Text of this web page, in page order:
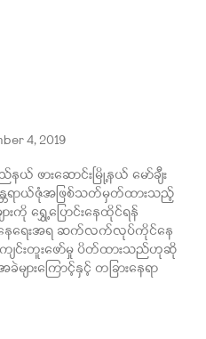
4, 2019
ဖားဆောင်းမြို့နယ် မော်ချီး
တရာယ်ဇုံအဖြစ်သတ်မှတ်ထားသည့်
ကို ရွှေ့ပြောင်းနေထိုင်ရန်
နေရေးအရ ဆက်လက်လုပ်ကိုင်နေ
ျင်းတူးဖော်မှု ပိတ်ထားသည်ဟုဆို
ားကြောင့်နှင့် တခြားနေရာ